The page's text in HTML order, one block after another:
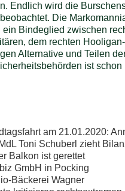
Endlich wird die
Die
Bindeglied zwischen
dem rechten
Alternative und Teilen
ist schon
am 21.01.2020:
Toni Schuberl zieht
Balkon ist gerettet
GmbH in Pocking
Bäckerei Wagner